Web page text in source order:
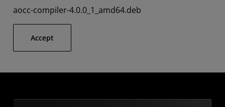
aocc-compiler-4.0.0_1_amd64.deb
Accept